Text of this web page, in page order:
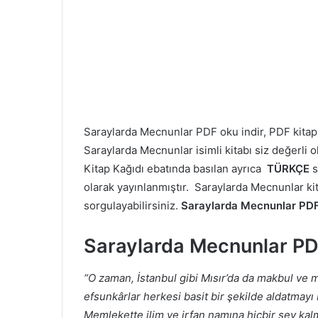
Saraylarda Mecnunlar PDF oku indir, PDF
Saraylarda Mecnunlar isimli kitabı siz değerli
Kitap Kağıdı ebatında basılan ayrıca TÜRKÇE
olarak yayınlanmıştır. Saraylarda Mecnunlar
sorgulayabilirsiniz. Saraylarda Mecnunlar
Saraylarda Mecnunlar
“O zaman, İstanbul gibi Mısır’da da makbul
efsunkârlar herkesi basit bir şekilde
Memlekette ilim ve irfan namına hiçbir şey